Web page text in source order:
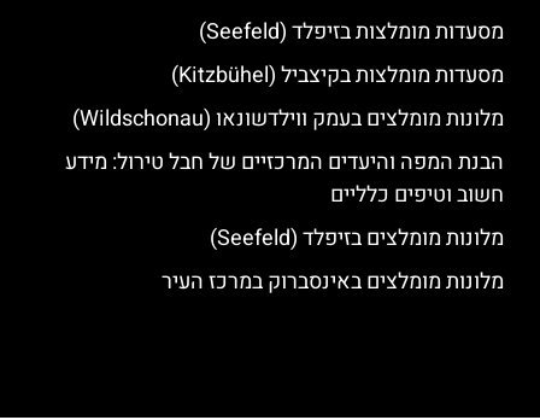
מסעדות מומלצות בזיפלד (Seefeld)
מסעדות מומלצות בקיצביל (Kitzbühel)
מלונות מומלצים בעמק ווילדשונאו (Wildschonau)
הבנת המפה והיעדים המרכזיים של חבל טירול: מידע
חשוב וטיפים כלליים
מלונות מומלצים בזיפלד (Seefeld)
מלונות מומלצים באינסברוק במרכז העיר